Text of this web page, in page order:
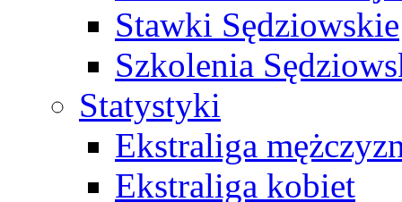
Stawki Sędziowskie
Szkolenia
Statystyki
Ekstraliga
Ekstraliga kobiet